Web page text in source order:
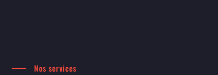
Nos services